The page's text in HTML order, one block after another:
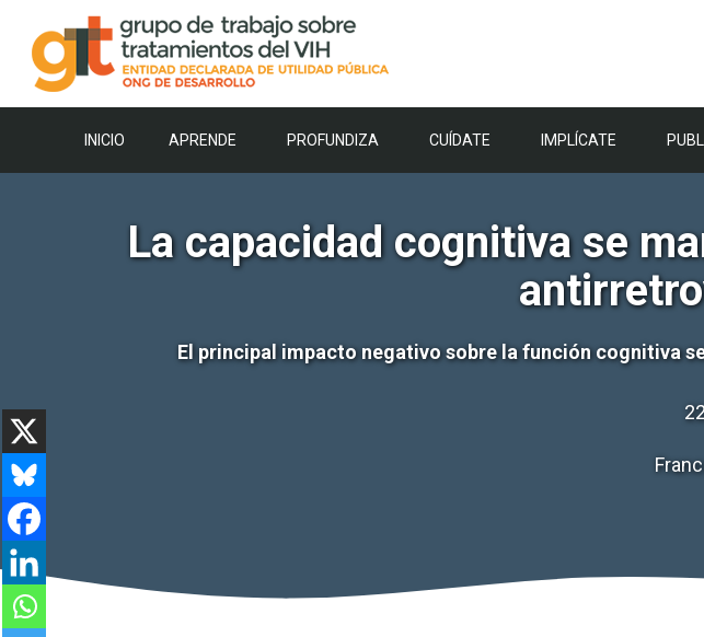
contenido
INICIO APRENDE PROFUNDIZA CUÍDATE IMPLÍCATE
La capacidad cognitiva se
El principal impacto negativo sobre la función cognitiva